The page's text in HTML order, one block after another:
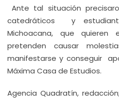
Ante tal situación
catedráticos y
Michoacana, que quieren
pretenden causar
manifestarse y conseguir
Máxima Casa de Estudios.
Agencia Quadratín,